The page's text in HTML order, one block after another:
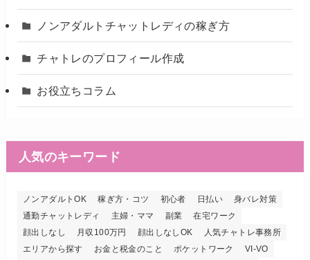
ノンアダルトチャットレディの稼ぎ方
チャトレのプロフィール作成
お役立ちコラム
人気のキーワード
ノンアダルトOK 稼ぎ方・コツ 初心者 日払い
身バレ対策
通勤チャットレディ
主婦・ママ 副業
在宅ワーク
顔出しなし
月収100万円 顔出しなしOK
人気チャトレ事務所
エリアから探す
お金と税金のこと ポケットワーク
VI-VO